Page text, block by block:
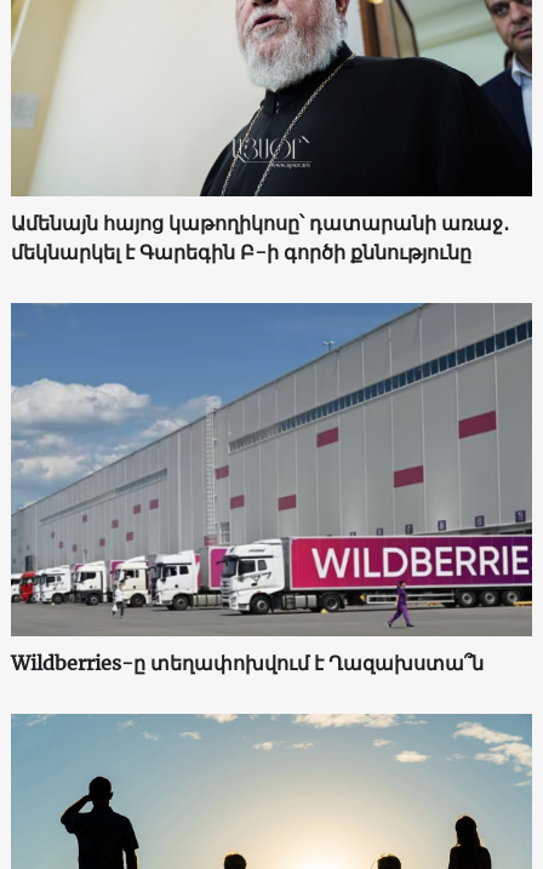
Ամենայն հայոց կաթողիկոսը՝ դատարանի առաջ․
մեկնարկել է Գարեգին Բ-ի գործի քննությունը
Wildberries-ը տեղափոխվում է Ղազախստա՞ն